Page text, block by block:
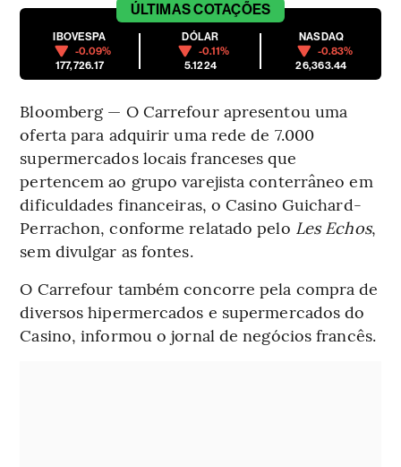
ÚLTIMASCOTAÇÕES
IBOVESPA
-0.09%
177,726.17
DÓLAR
-0.11%
5.1224
NASDAQ
-0.83%
26,363.44
Bloomberg — O Carrefour apresentou uma
oferta para adquirir uma rede de 7.000
supermercados locais franceses que
pertencem ao grupo varejista conterrâneo em
dificuldades financeiras, o Casino Guichard-
Perrachon, conforme relatado pelo Les Echos,
sem divulgar as fontes.
O Carrefour também concorre pela compra de
diversos hipermercados e supermercados do
Casino, informou o jornal de negócios francês.